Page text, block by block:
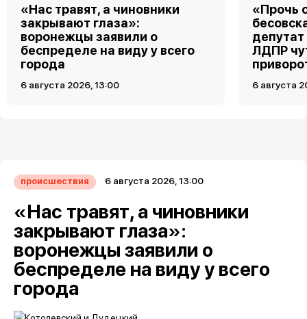
«Нас травят, а чиновники
закрывают глаза»:
воронежцы заявили о
беспределе на виду у всего
города
6 августа 2026, 13:00
«Прочь
ЛДПР
6 августа
происшествия 6 августа 2026, 13:00
«Нас травят, а чиновники
закрывают глаза»:
воронежцы заявили о
беспределе на виду у всего
города